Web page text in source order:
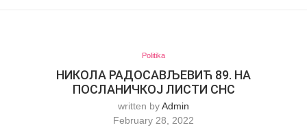
Politika
НИКОЛА РАДОСАВЉЕВИЋ 89. НА
ПОСЛАНИЧКОЈ ЛИСТИ СНС
written byAdmin
February 28, 2022